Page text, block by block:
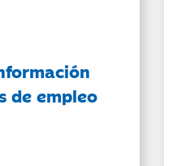
de empleo